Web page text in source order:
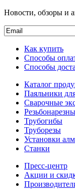
Новости, обзоры и
Как купить
Способы
Способы
Каталог
Паяльники
Сварочные
Трубогибы
Труборезы
Установки
Станки
Пресс-центр
Акции и